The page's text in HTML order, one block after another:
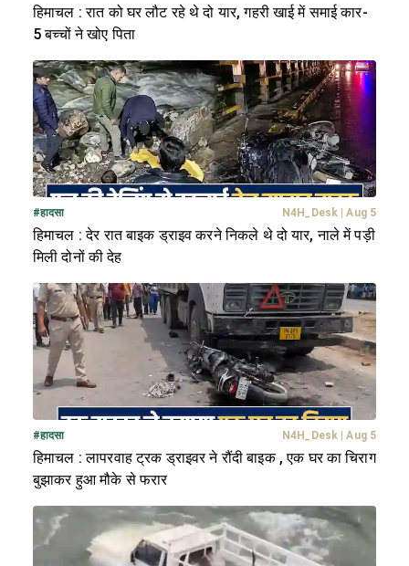
हिमाचल : रात को घर लौट रहे थे दो यार, गहरी खाई में समाई कार-
5 बच्चों ने खोए पिता
#हादसा N4H_Desk | Aug 5
हिमाचल : देर रात बाइक ड्राइव करने निकले थे दो यार, नाले में पड़ी
मिली दोनों की देह
#हादसा N4H_Desk | Aug 5
हिमाचल : लापरवाह ट्रक ड्राइवर ने रौंदी बाइक , एक घर का चिराग
बुझाकर हुआ मौके से फरार